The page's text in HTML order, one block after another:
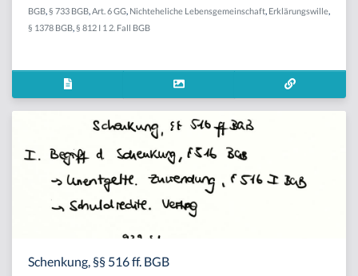
BGB § 733 BGB Art. 6 GG Nichteheliche Lebensgemeinschaft Erklärungswille
§ 1378 BGB § 812 I 1 2. Fall BGB
Schenkung, §§ 516 ff. BGB